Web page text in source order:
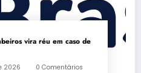
vira réu em caso de
2026 0 Comentários